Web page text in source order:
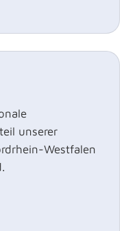
unserer
Westfalen